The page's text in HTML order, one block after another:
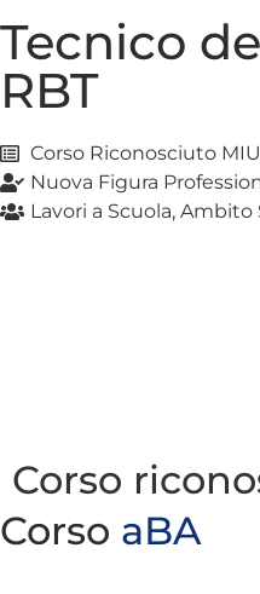
Tecnico
RBT
Corso Riconosciuto
Nuova Figura
Lavori a Scuola,
Corso
Corso aBA